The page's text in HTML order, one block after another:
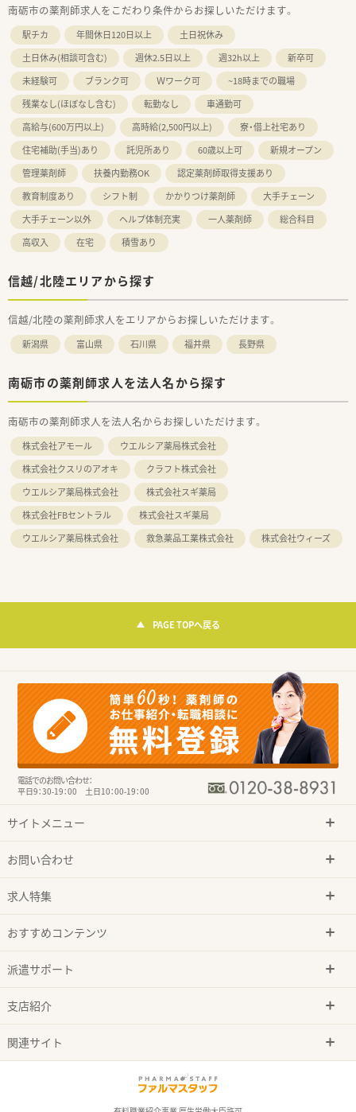
■地域最大級の調剤薬局グループの一員として、高度な医療提供
を通じて地域社会へ直接的に貢献できる大きなやりがいがあり
ます。
南砺市の薬剤師求人をこだわり条件からお探しいただけます。
駅チカ 年間休日120日以上
土日祝休み
土日休み(相談可含む)
週休2.5日以上 週32h以上
新卒可
未経験可
ブランク可 Ｗワーク可
~18時までの職場
残業なし(ほぼなし含む)
転勤なし
車通勤可
高給与(600万円以上)
高時給(2,500円以上)
寮・借上社宅あり
住宅補助(手当)あり
託児所あり 60歳以上可
新規オープン
管理薬剤師
扶養内勤務OK
認定薬剤師取得支援あり
教育制度あり
シフト制 かかりつけ薬剤師
大手チェーン
大手チェーン以外
ヘルプ体制充実 一人薬剤師
総合科目
高収入
在宅 積雪あり
信越/北陸エリアから探す
信越/北陸の薬剤師求人をエリアからお探しいただけます。
新潟県 富山県 石川県 福井県 長野県
南砺市の薬剤師求人を法人名から探す
南砺市の薬剤師求人を法人名からお探しいただけます。
株式会社アモール
ウエルシア薬局株式会社
株式会社クスリのアオキ
クラフト株式会社
ウエルシア薬局株式会社
株式会社スギ薬局
株式会社FBセントラル
株式会社スギ薬局
ウエルシア薬局株式会社
救急薬品工業株式会社 株式会社ウィーズ
PAGE TOPへ戻る
電話でのお問い合わせ：
平日9：30-19：00 土日10：00-19：00
サイトメニュー
お問い合わせ
求人特集
おすすめコンテンツ
派遣サポート
支店紹介
関連サイト